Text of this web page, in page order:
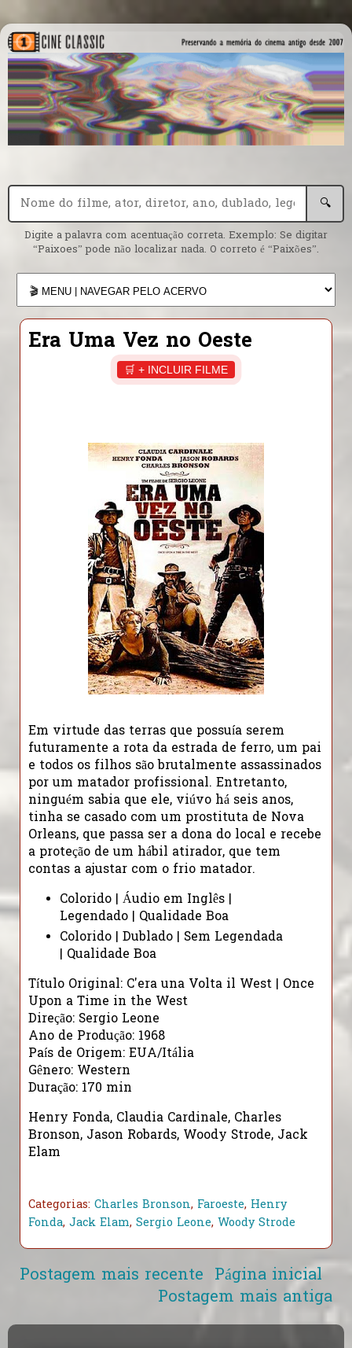
🔍
Digite a palavra com acentuação correta. Exemplo: Se digitar
“Paixoes” pode não localizar nada. O correto é “Paixões”.
Era Uma Vez no Oeste
🛒 + INCLUIR FILME
Em virtude das terras que possuía serem
futuramente a rota da estrada de ferro, um pai
e todos os filhos são brutalmente assassinados
por um matador profissional. Entretanto,
ninguém sabia que ele, viúvo há seis anos,
tinha se casado com um prostituta de Nova
Orleans, que passa ser a dona do local e recebe
a proteção de um hábil atirador, que tem
contas a ajustar com o frio matador.
Colorido | Áudio em Inglês |
Legendado | Qualidade Boa
Colorido | Dublado | Sem Legendada
| Qualidade Boa
Título Original: C'era una Volta il West | Once
Upon a Time in the West
Direção: Sergio Leone
Ano de Produção: 1968
País de Origem: EUA/Itália
Gênero: Western
Duração: 170 min
Henry Fonda, Claudia Cardinale, Charles
Bronson, Jason Robards, Woody Strode, Jack
Elam
Categorias: Charles Bronson, Faroeste, Henry
Fonda, Jack Elam, Sergio Leone, Woody Strode
Postagem mais recente
Postagem mais antiga
Página inicial